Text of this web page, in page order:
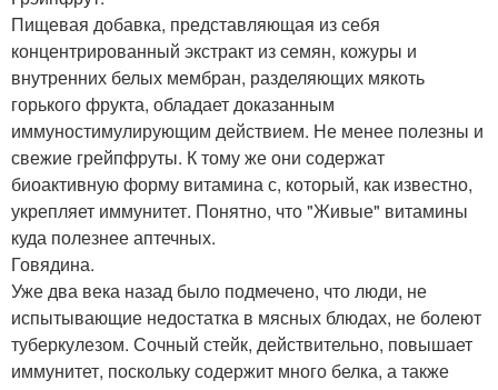
Пищевая добавка, представляющая из себя
концентрированный экстракт из семян, кожуры и
внутренних белых мембран, разделяющих мякоть
горького фрукта, обладает доказанным
иммуностимулирующим действием. Не менее полезны и
свежие грейпфруты. К тому же они содержат
биоактивную форму витамина с, который, как известно,
укрепляет иммунитет. Понятно, что "Живые" витамины
куда полезнее аптечных.
Говядина.
Уже два века назад было подмечено, что люди, не
испытывающие недостатка в мясных блюдах, не болеют
туберкулезом. Сочный стейк, действительно, повышает
иммунитет, поскольку содержит много белка, а также